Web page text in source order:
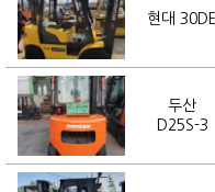
현대 30DE
두산
D25S-3